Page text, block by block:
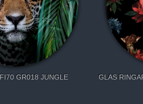
GR018 JUNGLE GLAS